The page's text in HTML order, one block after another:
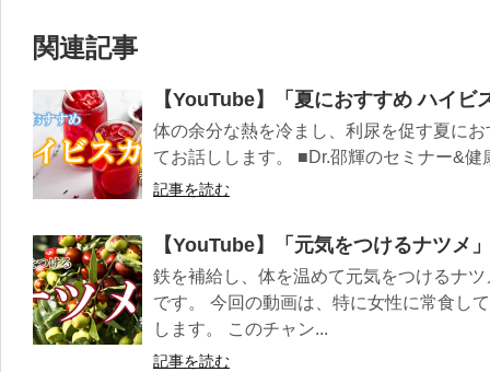
関連記事
【YouTube】「夏におすすめ ハイビ
体の余分な熱を冷まし、利尿を促す夏に
てお話しします。 ■Dr.邵輝のセミナー&
記事を読む
【YouTube】「元気をつけるナツメ
鉄を補給し、体を温めて元気をつけるナ
です。 今回の動画は、特に女性に常食し
します。 このチャン...
記事を読む